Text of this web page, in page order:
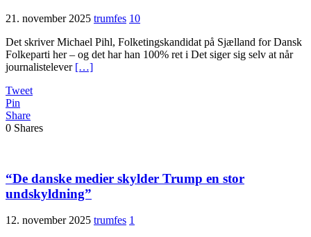
21. november 2025 trumfes 10
Det skriver Michael Pihl, Folketingskandidat på Sjælland for Dansk
Folkeparti her – og det har han 100% ret i Det siger sig selv at når
journalistelever […]
Tweet
Pin
Share
0 Shares
“De danske medier skylder Trump en stor
undskyldning”
12. november 2025 trumfes 1